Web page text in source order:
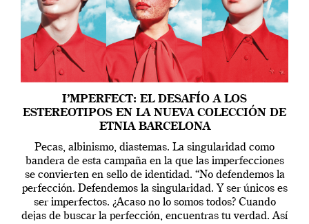
I’MPERFECT: EL DESAFÍO A LOS
ESTEREOTIPOS EN LA NUEVA COLECCIÓN DE
ETNIA BARCELONA
Pecas, albinismo, diastemas. La singularidad como
bandera de esta campaña en la que las imperfecciones
se convierten en sello de identidad. “No defendemos la
perfección. Defendemos la singularidad. Y ser únicos es
ser imperfectos. ¿Acaso no lo somos todos? Cuando
dejas de buscar la perfección, encuentras tu verdad. Así